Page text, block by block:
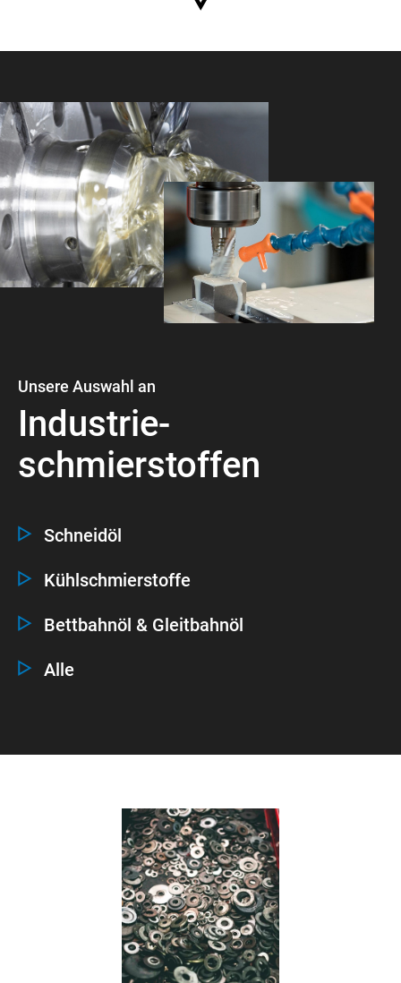
Unsere Auswahl an
Industrie-
schmierstoffen
Schneidöl
Kühlschmierstoffe
Bettbahnöl & Gleitbahnöl
Alle